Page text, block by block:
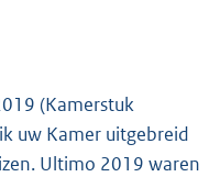
(Kamerstuk
uw Kamer uitgebreid
Ultimo 2019 waren